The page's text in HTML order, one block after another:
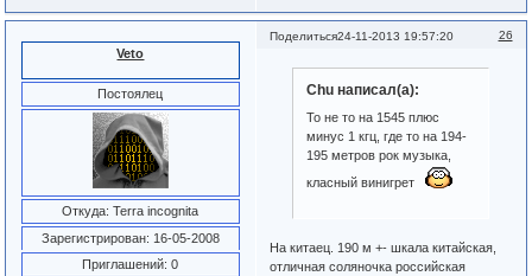
Поделиться 26
24-11-2013 19:57:20
Veto
Постоялец
Откуда: Terra incognita
Зарегистрирован: 16-05-2008
Приглашений: 0
Chu написал(а):
То не то на 1545 плюс
минус 1 кгц, где то на 194-
195 метров рок музыка,
класный винигрет
На китаец. 190 м +- шкала китайская,
отличная соляночка российская